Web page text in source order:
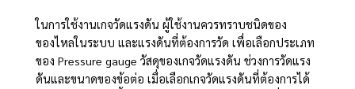
ในการใช้งานเกจวัดแรงดัน ผู้ใช้งานควรทราบชนิดของ
ของไหลในระบบ และแรงดันที่ต้องการวัด เพื่อเลือกประเภท
ของ Pressure gauge วัสดุของเกจวัดแรงดัน ช่วงการวัดแรง
ดันและขนาดของข้อต่อ เมื่อเลือกเกจวัดแรงดันที่ต้องการได้